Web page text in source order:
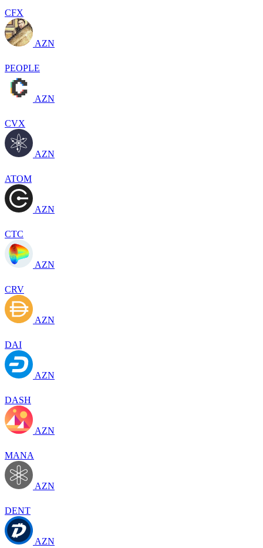
CFX
AZN
PEOPLE
AZN
CVX
AZN
ATOM
AZN
CTC
AZN
CRV
AZN
DAI
AZN
DASH
AZN
MANA
AZN
DENT
AZN